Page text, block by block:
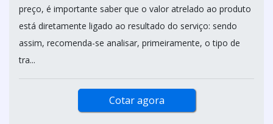
preço, é importante saber que o valor atrelado ao produto
está diretamente ligado ao resultado do serviço: sendo
assim, recomenda-se analisar, primeiramente, o tipo de
tra...
Cotar agora